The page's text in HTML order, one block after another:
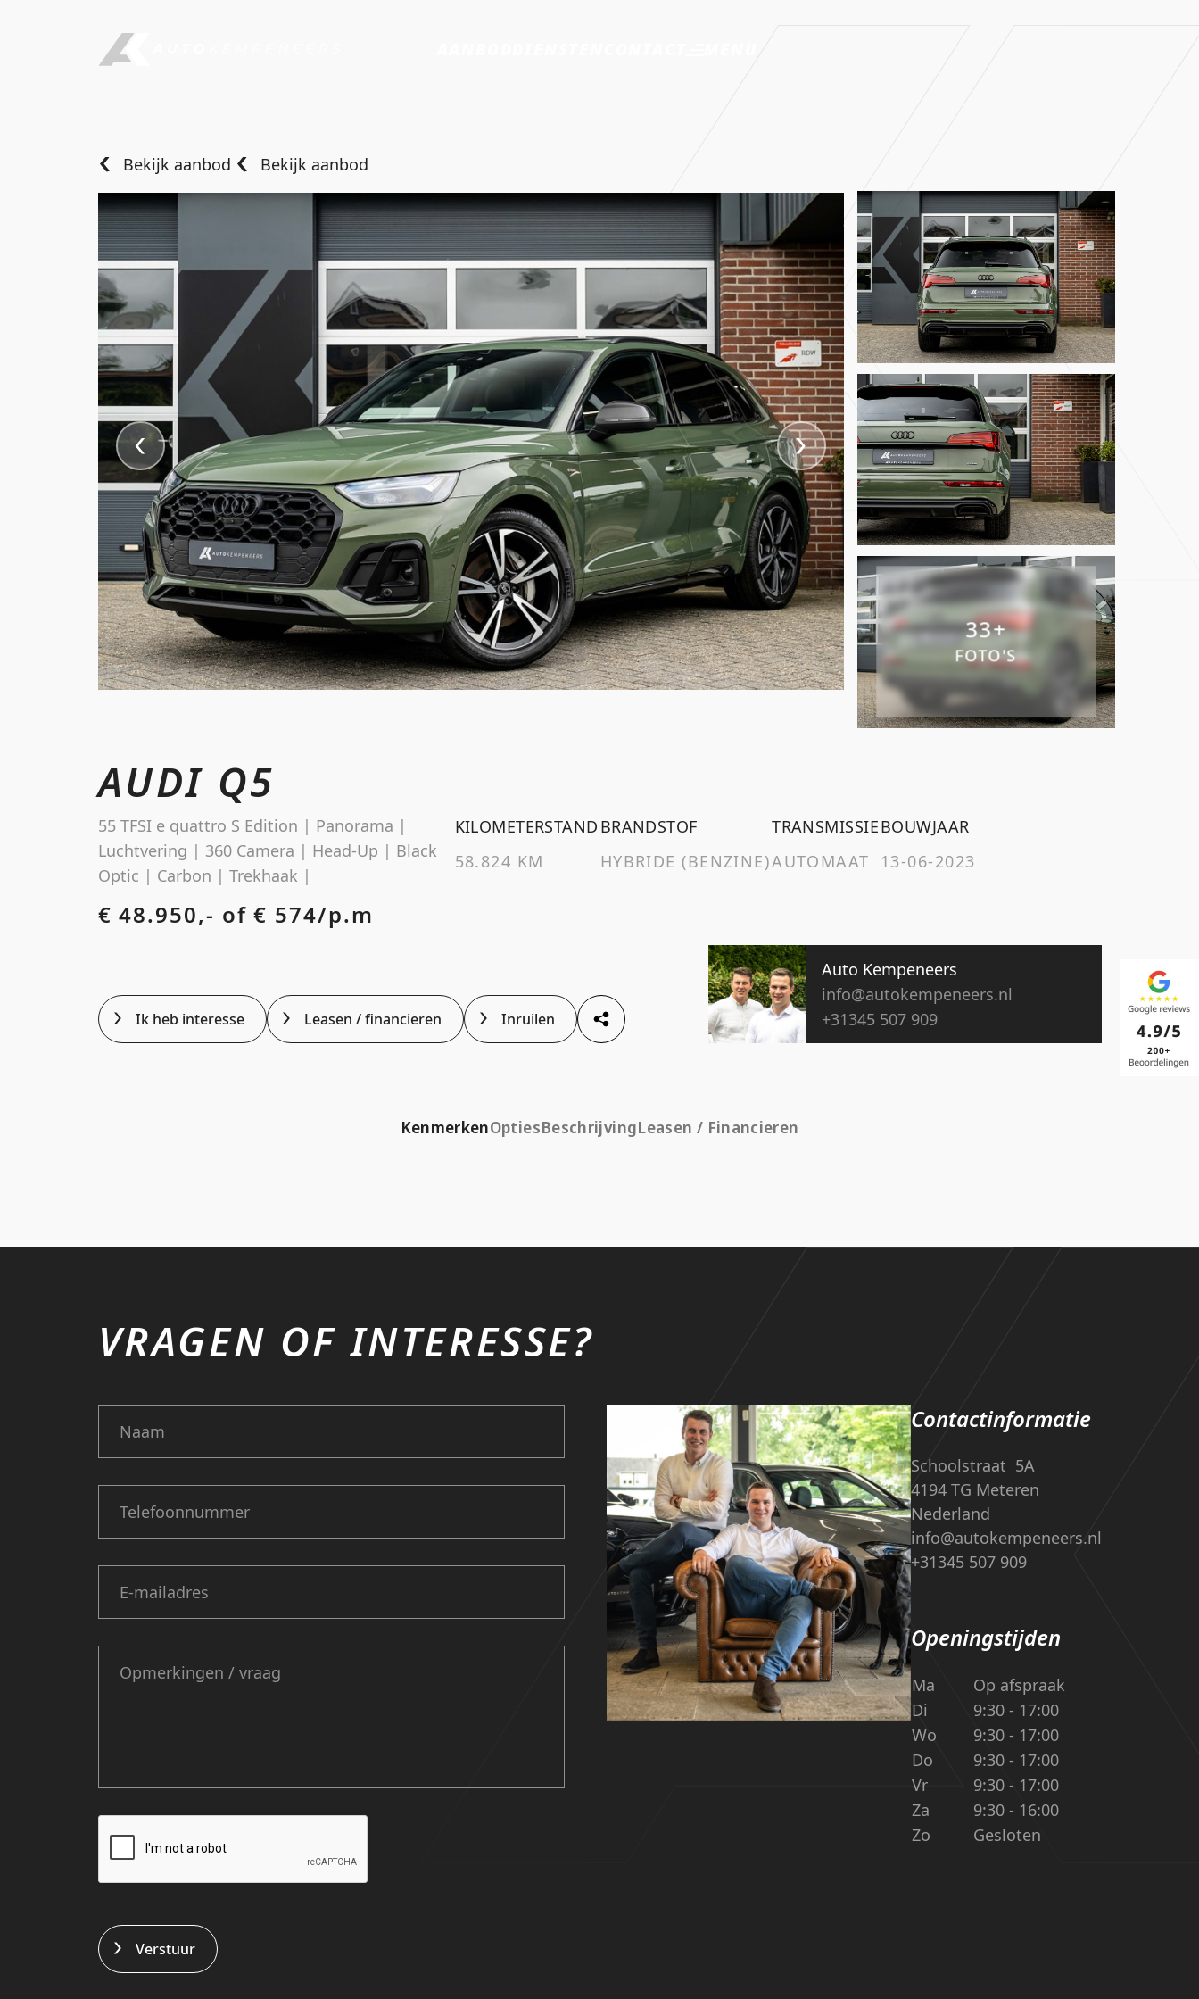
Aanbod
Diensten
Over ons
Verkocht
Contact
info@autokempeneers.nl
+31345 507 909
Schoolstraat 5A
4194 TG Meteren Nederland
Bekijk aanbod Bekijk aanbod
33+
FOTO'S
AUDI Q5
55 TFSI e quattro S Edition | Panorama |
Luchtvering | 360 Camera | Head-Up | Black
Optic | Carbon | Trekhaak |
€ 48.950,- of€ 574/p.m
KILOMETERSTAND
58.824 KM
BRANDSTOF
HYBRIDE (BENZINE)
TRANSMISSIE
AUTOMAAT
BOUWJAAR
13-06-2023
Ik heb interesse Leasen / financieren Inruilen
Auto Kempeneers
info@autokempeneers.nl
+31345 507 909
KenmerkenOptiesBeschrijvingLeasen / Financieren
VRAGEN OF INTERESSE?
Verstuur
Contactinformatie
Schoolstraat 5A
4194 TG Meteren
Nederland
info@autokempeneers.nl
+31345 507 909
Openingstijden
Ma
Op afspraak
Di
9:30 - 17:00
Wo
9:30 - 17:00
Do
9:30 - 17:00
Vr
9:30 - 17:00
Za
9:30 - 16:00
Zo
Gesloten